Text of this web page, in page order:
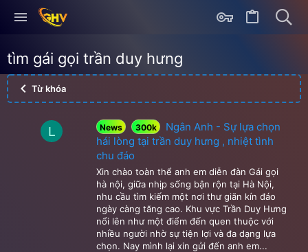
tìm gái gọi trần duy hưng
Từ khóa
L News 300k
Ngân Anh - Sự lựa chọn
hái lòng tại trần duy hưng , nhiệt tình
chu đáo
Xin chào toàn thể anh em diễn đàn Gái gọi
hà nội, giữa nhịp sống bận rộn tại Hà Nội,
nhu cầu tìm kiếm một nơi thư giãn kín đáo
ngày càng tăng cao. Khu vực Trần Duy Hưng
nổi lên như một điểm đến quen thuộc với
nhiều người nhờ sự tiện lợi và đa dạng lựa
chọn. Nay mình lại xin gửi đến anh em...